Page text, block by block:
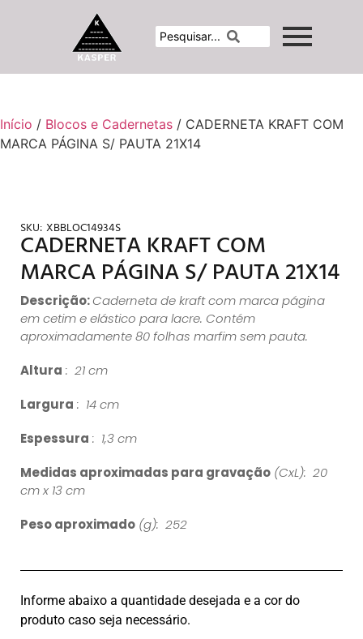
Início / Blocos e Cadernetas / CADERNETA KRAFT COM
MARCA PÁGINA S/ PAUTA 21X14
SKU: XBBLOC14934S
CADERNETA KRAFT COM
MARCA PÁGINA S/ PAUTA 21X14
Descrição:Caderneta de kraft com marca página
em cetim e elástico para lacre. Contém
aproximadamente 80 folhas marfim sem pauta.
Altura : 21 cm
Largura : 14 cm
Espessura : 1,3 cm
Medidas aproximadas para gravação (CxL): 20
cm x 13 cm
Peso aproximado (g): 252
Informe abaixo a quantidade desejada e a cor do
produto caso seja necessário.